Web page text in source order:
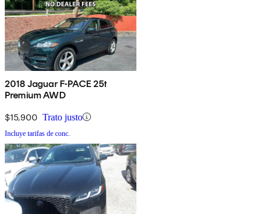
2018 Jaguar F-PACE 25t
Premium AWD
$15,900 Trato justo
Incluye tarifas de conc.